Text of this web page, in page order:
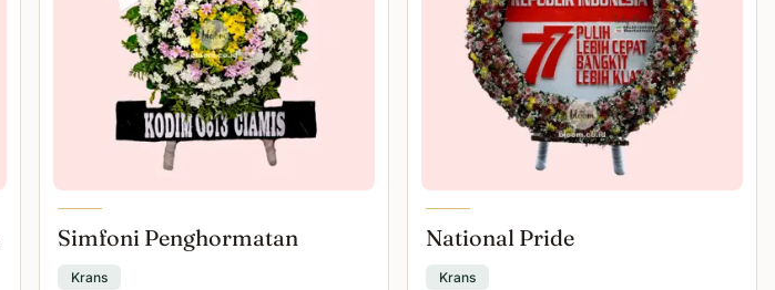
Simfoni Penghormatan
Krans
National Pride
Krans